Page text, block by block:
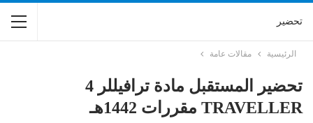
تحضير
الرئيسية مقالات عامة
تحضير المستقبل مادة ترافيللر 4
TRAVELLER مقررات 1442هـ